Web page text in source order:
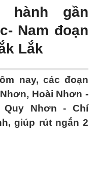
hành gần
Nam đoạn
Lắk
nay, các đoạn
Hoài Nhơn -
Quy Nhơn - Chí
giúp rút ngắn 2